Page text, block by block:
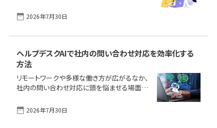
ます。2026年1月から2月の最終締め切りを狙う
企業はもちろん、次年度の活用を [&hellip;]
担当者の負担を軽減し、公平な評価が可能にな
るとされています。一方で、いくつかの課題もあ
しく解説します。採用の効率化を目指す企業の
方は、ぜひ最後までご覧ください。 この1ページ
ット／デメリット、選定ポイント｜おすすめ製品
をタイプ別に比較 AI面接とは？AI面接のメリッ
接の併用も [&hellip;]
2026年7月30日
ヘルプデスクAIで社内の問い合わせ対応を効率化する
方法
リモートワークや多様な働き方が広がるなか、
社内の問い合わせ対応に頭を悩ませる場面も
りない」「いつも同じ内容の問い合わせが繰り返
される」「ナレッジがうまく共有できていない」な
2026年7月30日